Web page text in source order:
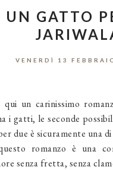
UN GATTO
VENERDÌ 13
un carinissimo
i gatti, le seconde
due è sicuramente una di
romanzo è una
senza fretta, senza